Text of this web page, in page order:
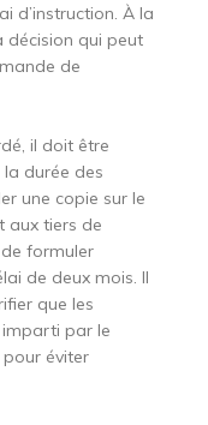
d’instruction. À la
décision qui peut
de
il doit être
durée des
une copie sur le
aux tiers de
formuler
de deux mois. Il
que les
par le
éviter